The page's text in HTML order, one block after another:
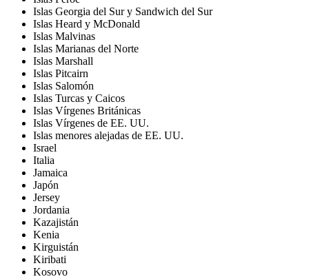
Islas Georgia del Sur y Sandwich del Sur
Islas Heard y McDonald
Islas Malvinas
Islas Marianas del Norte
Islas Marshall
Islas Pitcairn
Islas Salomón
Islas Turcas y Caicos
Islas Vírgenes Británicas
Islas Vírgenes de EE. UU.
Islas menores alejadas de EE. UU.
Israel
Italia
Jamaica
Japón
Jersey
Jordania
Kazajistán
Kenia
Kirguistán
Kiribati
Kosovo